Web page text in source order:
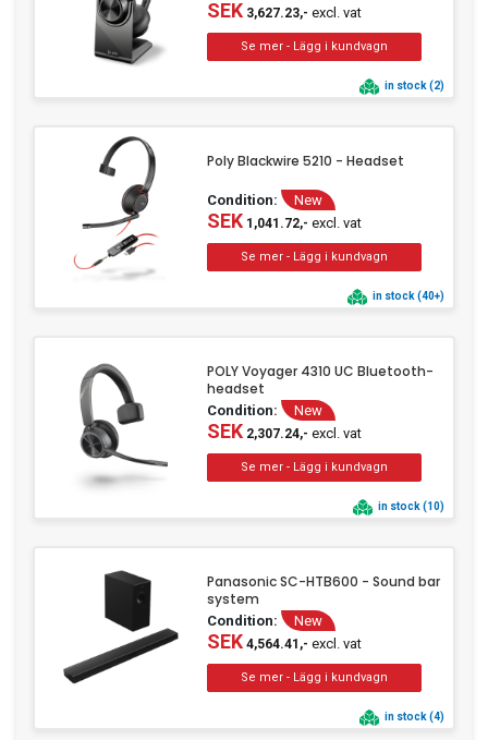
SEK3,627.23,- excl. vat
in stock (2)
Poly Blackwire 5210 - Headset
Condition: New
SEK1,041.72,- excl. vat
in stock (40+)
POLY Voyager 4310 UC Bluetooth-
headset
Condition: New
SEK2,307.24,- excl. vat
in stock (10)
Panasonic SC-HTB600 - Sound bar
system
Condition: New
SEK4,564.41,- excl. vat
in stock (4)